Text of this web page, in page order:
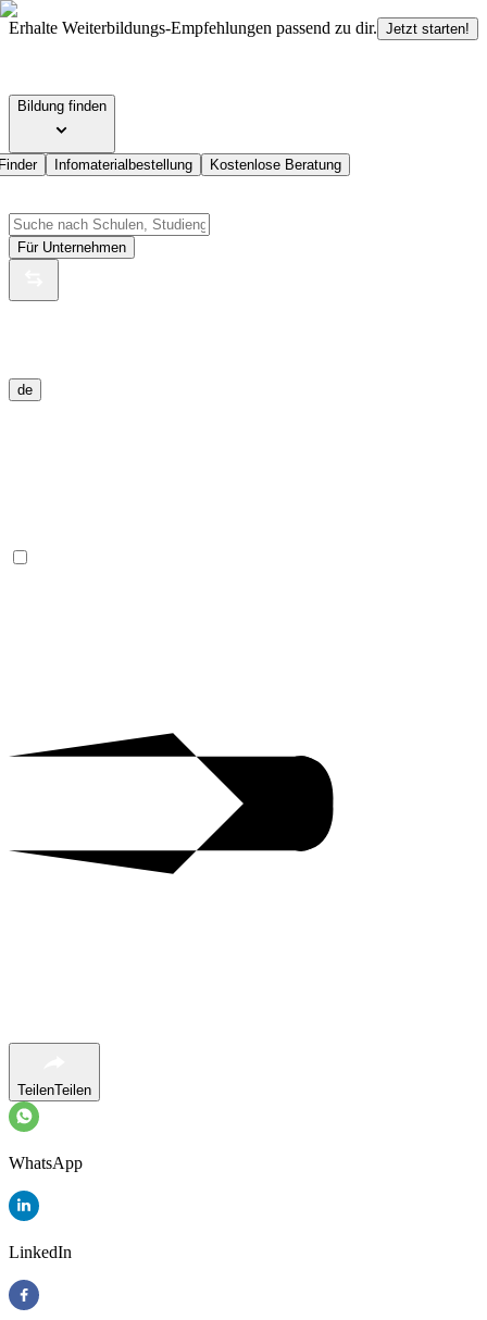
Erhalte Weiterbildungs-Empfehlungen passend zu dir. Jetzt starten!
Bildung finden
Infomaterialbestellung Kostenlose Beratung
Für Unternehmen
de
TeilenTeilen
WhatsApp
LinkedIn